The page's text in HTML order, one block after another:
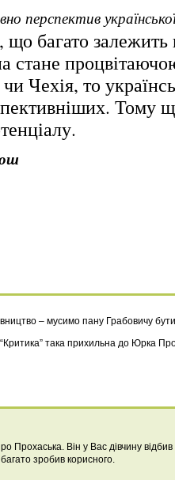
перспектив
багато залежить
стане
Чехія, то
Тому
– мусимо пану Грабовичу
така прихильна до Юрка
Прохаська. Він у Вас дівчину
зробив корисного.